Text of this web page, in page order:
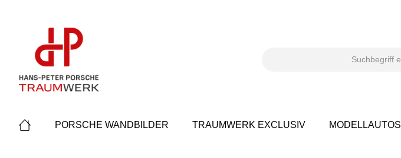
PORSCHE WANDBILDER TRAUMWERK EXCLUSIV MODELLAUTOS